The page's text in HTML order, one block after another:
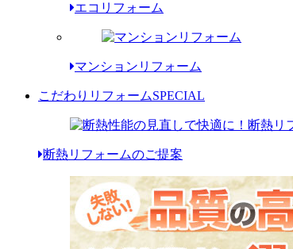
エコリフォーム
マンションリフォーム
こだわりリフォームSPECIAL
断熱リフォームのご提案